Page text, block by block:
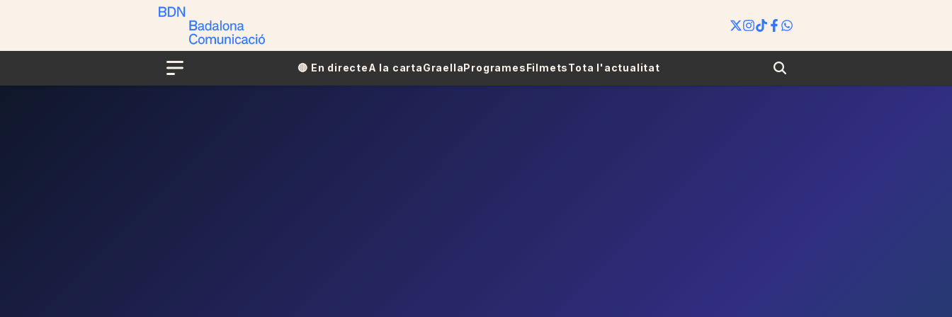
Menu
🔴​​ En directeA la cartaGraellaProgramesFilmetsTota l'actualitat Search